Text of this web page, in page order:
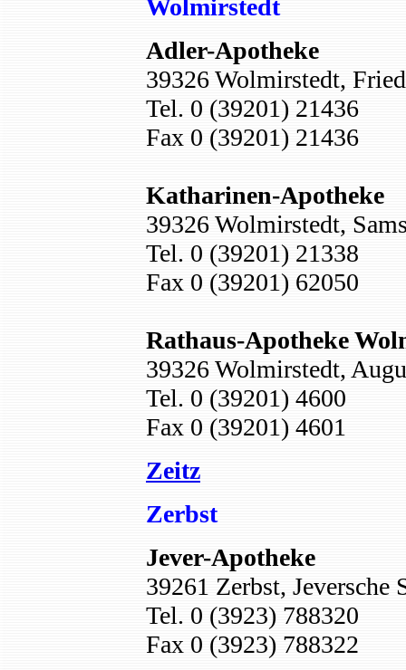
Wolmirstedt
Adler-Apotheke
39326 Wolmirstedt,
Tel. 0 (39201) 21436
Fax 0 (39201) 21436
Katharinen-Apotheke
39326 Wolmirstedt,
Tel. 0 (39201) 21338
Fax 0 (39201) 62050
Rathaus-Apotheke
39326 Wolmirstedt,
Tel. 0 (39201) 4600
Fax 0 (39201) 4601
Zeitz
Zerbst
Jever-Apotheke
39261 Zerbst, Jeversche
Tel. 0 (3923) 788320
Fax 0 (3923) 788322